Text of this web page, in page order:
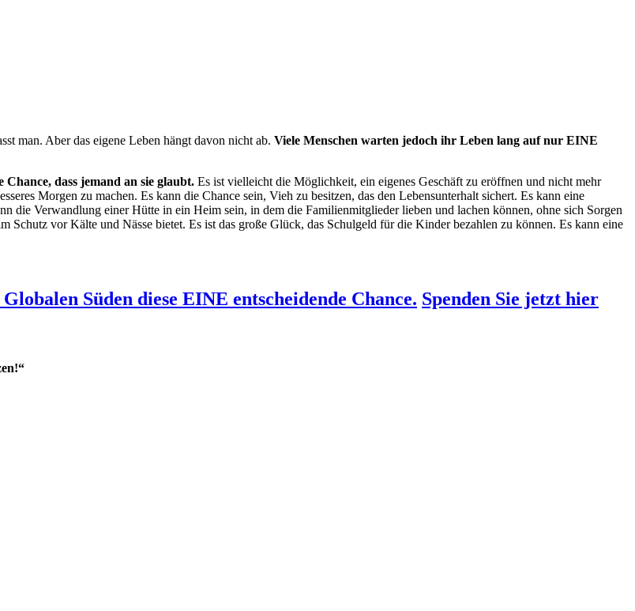
man. Aber das eigene Leben hängt davon nicht ab. Viele Menschen warten jedoch ihr Leben lang auf nur EINE
dass jemand an sie glaubt. Es ist vielleicht die Möglichkeit, ein eigenes Geschäft zu eröffnen und nicht mehr
Morgen zu machen. Es kann die Chance sein, Vieh zu besitzen, das den Lebensunterhalt sichert. Es kann eine
die Verwandlung einer Hütte in ein Heim sein, in dem die Familienmitglieder lieben und lachen können, ohne sich Sorgen
Schutz vor Kälte und Nässe bietet. Es ist das große Glück, das Schulgeld für die Kinder bezahlen zu können. Es kann eine
Süden diese EINE entscheidende Chance. Spenden Sie jetzt hier